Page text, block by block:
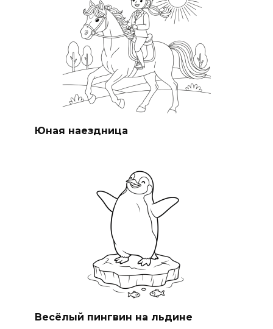
Юная наездница
Весёлый пингвин на льдине